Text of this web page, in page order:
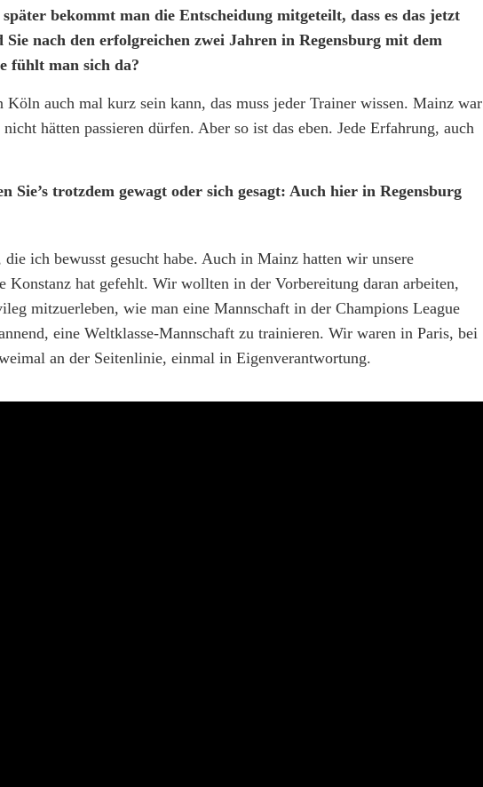
bekommt man die Entscheidung mitgeteilt, dass es das jetzt
nach den erfolgreichen zwei Jahren in Regensburg mit dem
fühlt man sich da?
auch mal kurz sein kann, das muss jeder Trainer wissen. Mainz war
hätten passieren dürfen. Aber so ist das eben. Jede Erfahrung, auch
Sie’s trotzdem gewagt oder sich gesagt: Auch hier in Regensburg
ich bewusst gesucht habe. Auch in Mainz hatten wir unsere
hat gefehlt. Wir wollten in der Vorbereitung daran arbeiten,
mitzuerleben, wie man eine Mannschaft in der Champions League
eine Weltklasse-Mannschaft zu trainieren. Wir waren in Paris, bei
an der Seitenlinie, einmal in Eigenverantwortung.